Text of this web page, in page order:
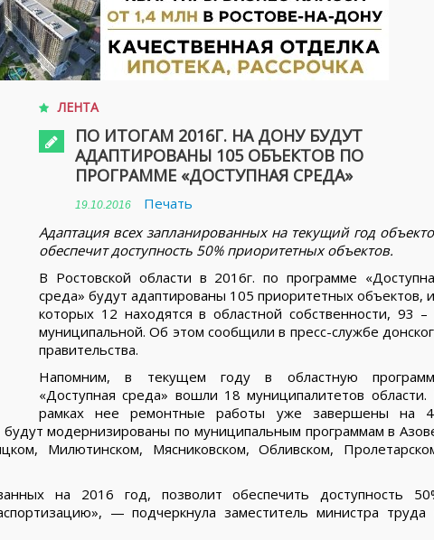
ЛЕНТА
ПО ИТОГАМ 2016Г. НА ДОНУ БУДУТ
АДАПТИРОВАНЫ 105 ОБЪЕКТОВ ПО
ПРОГРАММЕ «ДОСТУПНАЯ СРЕДА»
19.10.2016
Печать
Адаптация всех запланированных на текущий год
обеспечит доступность 50% приоритетных объектов.
В Ростовской области в 2016г. по программе
среда» будут адаптированы 105 приоритетных объектов,
которых 12 находятся в областной собственности, 93 –
муниципальной. Об этом сообщили в пресс-службе
правительства.
Напомним, в текущем году в областную
«Доступная среда» вошли 18 муниципалитетов области.
рамках нее ремонтные работы уже завершены на
модернизированы по муниципальным программам в
Милютинском, Мясниковском, Обливском,
на 2016 год, позволит обеспечить доступность
— подчеркнула заместитель министра труда